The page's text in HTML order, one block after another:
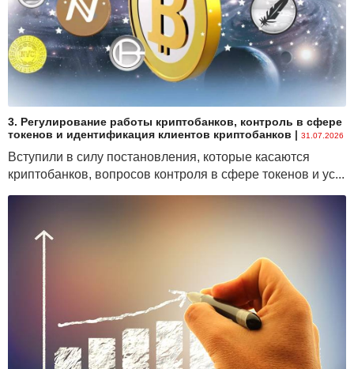
3. Регулирование работы криптобанков, контроль в сфере
токенов и идентификация клиентов криптобанков | 31.07.2026
Вступили в силу постановления, которые касаются
криптобанков, вопросов контроля в сфере токенов и ус...